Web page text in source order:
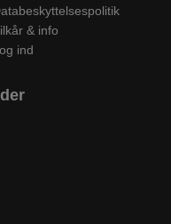
& info
ind